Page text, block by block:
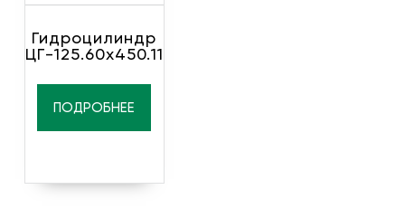
Гидроцилиндр
ЦГ-125.60х450.11
ПОДРОБНЕЕ